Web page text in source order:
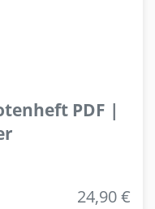
PDF |
24,90 €